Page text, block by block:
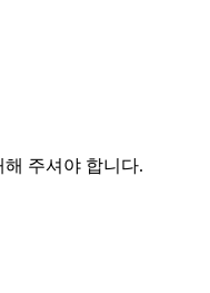
주셔야 합니다.